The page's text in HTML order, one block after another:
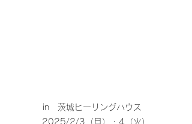
in　茨城ヒーリングハウス
2025/2/3（月）・4（火）